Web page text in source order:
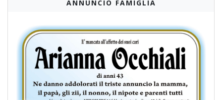
ANNUNCIO FAMIGLIA